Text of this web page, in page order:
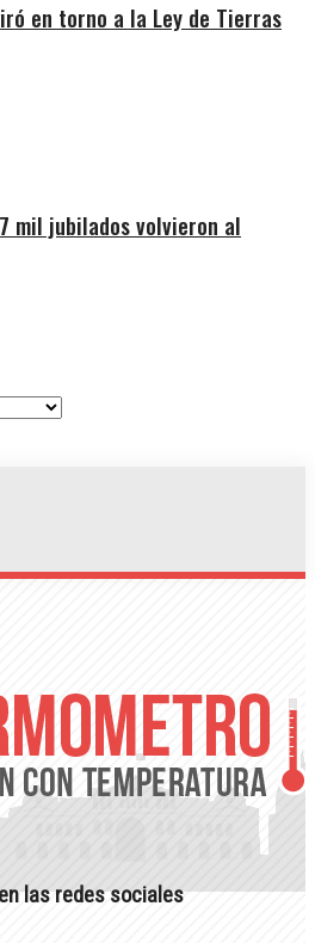
en torno a la Ley de Tierras
mil jubilados volvieron al
las redes sociales